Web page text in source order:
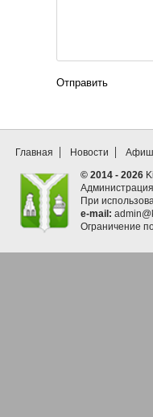
Отправить
Главная Новости
© 2014 - 2026
При
e-mail:
Ограничение